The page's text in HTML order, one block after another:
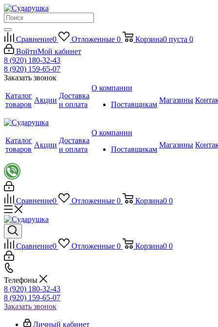
Сравнение0 Отложенные 0 Корзина0 пуста 0
ВойтиМой кабинет
8 (920) 180-32-43
8 (920) 159-65-07
Заказать звонок
Каталог
товаров
Акции
Доставка
и оплата
О компании
Поставщикам
Магазины
Каталог
товаров
Акции
Доставка
и оплата
О компании
Поставщикам
Магазины
Сравнение0 Отложенные 0 Корзина0 0
Сравнение0 Отложенные 0 Корзина0 0
Телефоны
8 (920) 180-32-43
8 (920) 159-65-07
Заказать звонок
Личный кабинет